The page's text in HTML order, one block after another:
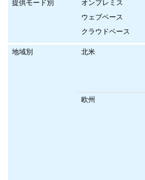
提供モード別
オンプレミス
ウェブベース
クラウドベース
地域別 北米
欧州